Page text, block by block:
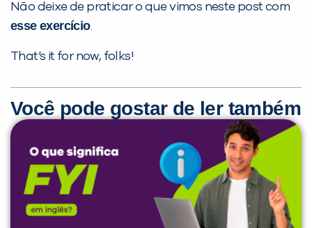
Não deixe de praticar o que vimos neste post com
esse exercício.
That’s it for now, folks!
Você pode gostar de ler também